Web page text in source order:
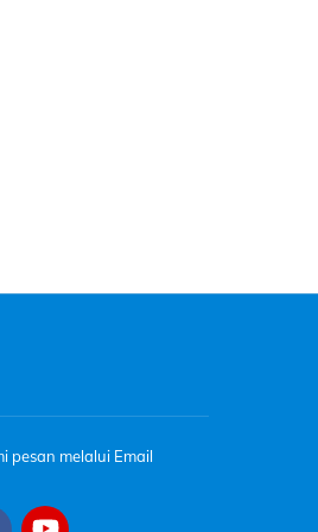
pesan melalui Email